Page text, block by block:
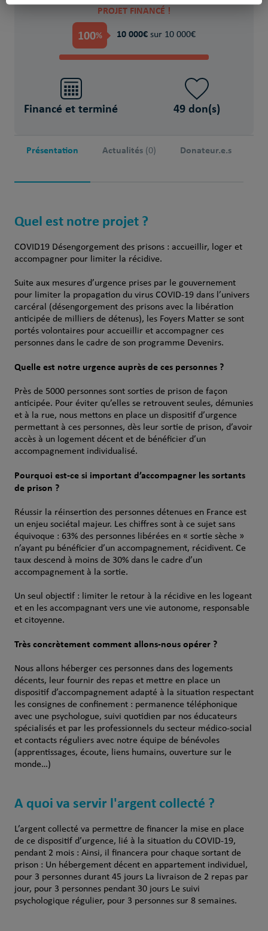
PROJET FINANCÉ !
100% 10 000€ sur 10 000€
Financé et terminé 49 don(s)
Présentation Actualités (0) Donateur.e.s
Quel est notre projet ?
COVID19 Désengorgement des prisons : accueillir, loger et
accompagner pour limiter la récidive.
Suite aux mesures d’urgence prises par le gouvernement
pour limiter la propagation du virus COVID-19 dans l’univers
carcéral (désengorgement des prisons avec la libération
anticipée de milliers de détenus), les Foyers Matter se sont
portés volontaires pour accueillir et accompagner ces
personnes dans le cadre de son programme Devenirs.
Quelle est notre urgence auprès de ces personnes ?
Près de 5000 personnes sont sorties de prison de façon
anticipée. Pour éviter qu’elles se retrouvent seules, démunies
et à la rue, nous mettons en place un dispositif d’urgence
permettant à ces personnes, dès leur sortie de prison, d’avoir
accès à un logement décent et de bénéficier d’un
accompagnement individualisé.
Pourquoi est-ce si important d’accompagner les sortants
de prison ?
Réussir la réinsertion des personnes détenues en France est
un enjeu sociétal majeur. Les chiffres sont à ce sujet sans
équivoque : 63% des personnes libérées en « sortie sèche »
n’ayant pu bénéficier d’un accompagnement, récidivent. Ce
taux descend à moins de 30% dans le cadre d’un
accompagnement à la sortie.
Un seul objectif : limiter le retour à la récidive en les logeant
et en les accompagnant vers une vie autonome, responsable
et citoyenne.
Très concrètement comment allons-nous opérer ?
Nous allons héberger ces personnes dans des logements
décents, leur fournir des repas et mettre en place un
dispositif d’accompagnement adapté à la situation respectant
les consignes de confinement : permanence téléphonique
avec une psychologue, suivi quotidien par nos éducateurs
spécialisés et par les professionnels du secteur médico-social
et contacts réguliers avec notre équipe de bénévoles
(apprentissages, écoute, liens humains, ouverture sur le
monde…)
A quoi va servir l'argent collecté ?
L’argent collecté va permettre de financer la mise en place
de ce dispositif d’urgence, lié à la situation du COVID-19,
pendant 2 mois : Ainsi, il financera pour chaque sortant de
prison : Un hébergement décent en appartement individuel,
pour 3 personnes durant 45 jours La livraison de 2 repas par
jour, pour 3 personnes pendant 30 jours Le suivi
psychologique régulier, pour 3 personnes sur 8 semaines.